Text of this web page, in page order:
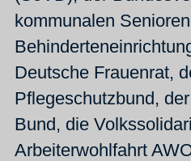
kommunalen
Deutsche Frauenrat,
Pflegeschutzbund,
Bund, die
Arbeiterwohlfahrt